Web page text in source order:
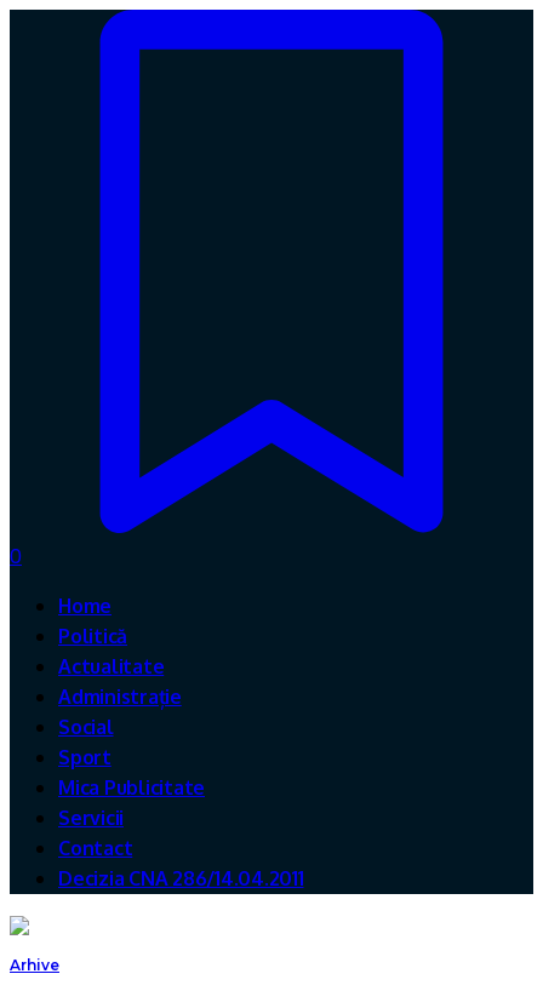
0
Home
Politică
Actualitate
Administrație
Social
Sport
Mica Publicitate
Servicii
Contact
Decizia CNA 286/14.04.2011
Arhive